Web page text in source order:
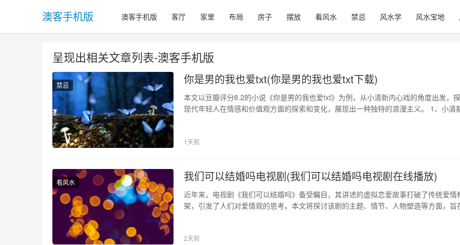
澳客手机版 澳客手机版 客厅 家里 布局 房子 摆放 看风水 禁忌 风水学 风水宝地
呈现出相关文章列表-澳客手机版
禁忌 你是男的我也爱txt(你是男的我也爱txt下载)
本文以豆瓣评分8.2的小说《你是男的我也爱txt》为例，从小清新内心戏的角度出发，
现代年轻人在情感和价值观方面的探索和变化，展现出一种独特的浪漫主义。 1、小清
格，在当下文化背景下备受欢迎。…
1天前
看风水 我们可以结婚吗电视剧(我们可以结婚吗电视剧在线播放)
近年来，电视剧《我们可以结婚吗》备受瞩目，其讲述的虚拟恋爱故事打破了传统爱情
架，引发了人们对爱情观的思考。本文将探讨该剧的主题、情节、人物塑造等方面，旨
界中，二人过尽繁华，经历爱情风波，最…
2天前